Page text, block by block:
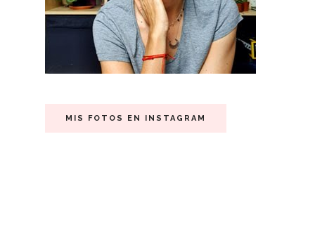
MIS FOTOS EN INSTAGRAM